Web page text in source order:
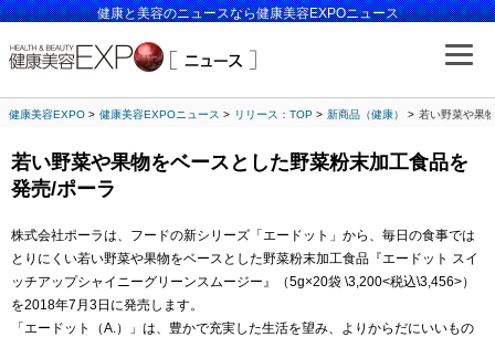
健康と美容のニュースなら健康美容EXPOニュース
健康美容EXPO 健康美容EXPOニュース リリース：TOP 新商品（健康） 若い野菜や果
若い野菜や果物をベースとした野菜粉末加工食品を
発売/ポーラ
株式会社ポーラは、フードの新シリーズ「エードット」から、毎日の食事では
とりにくい若い野菜や果物をベースとした野菜粉末加工食品『エードット スイ
ッチアップシャイニーグリーンスムージー』（5g×20袋 \3,200<税込\3,456>）
を2018年7月3日に発売します。
「エードット（A.）」は、豊かで充実した生活を望み、よりからだにいいもの